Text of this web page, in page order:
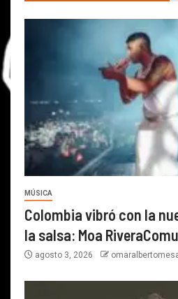
MÚSICA
Colombia vibró con la
la salsa: Moa
agosto 3, 2026